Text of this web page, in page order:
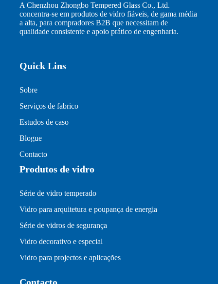
A Chenzhou Zhongbo Tempered Glass Co., Ltd.
concentra-se em produtos de vidro fiáveis, de gama média
a alta, para compradores B2B que necessitam de
qualidade consistente e apoio prático de engenharia.
Quick Lins
Sobre
Serviços de fabrico
Estudos de caso
Blogue
Contacto
Produtos de vidro
Série de vidro temperado
Vidro para arquitetura e poupança de energia
Série de vidros de segurança
Vidro decorativo e especial
Vidro para projectos e aplicações